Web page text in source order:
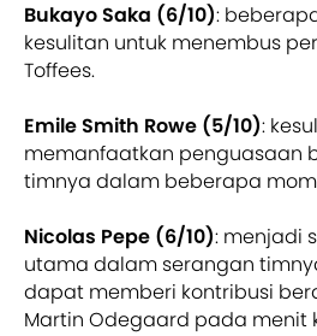
Bukayo Saka (6/10):
kesulitan untuk menembus
Toffees.
Emile Smith Rowe (5/10):
memanfaatkan penguasaan
timnya dalam beberapa
Nicolas Pepe (6/10): menjadi
utama dalam serangan
dapat memberi kontribusi
Martin Odegaard pada menit